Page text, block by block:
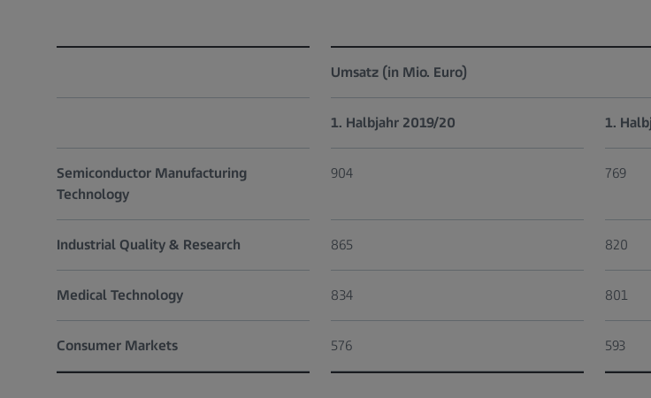
Umsatz (in Mio. Euro)
1. Halbjahr 2019/20 1.
Semiconductor Manufacturing
Technology
904 769
Industrial Quality & Research 865 820
Medical Technology 834 801
Consumer Markets 576 593